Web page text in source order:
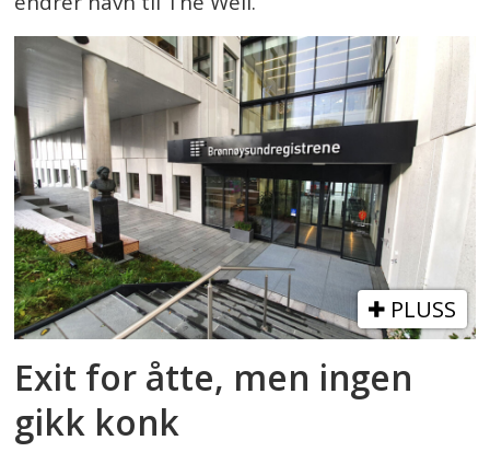
PLUSS
Exit for åtte, men ingen
gikk konk